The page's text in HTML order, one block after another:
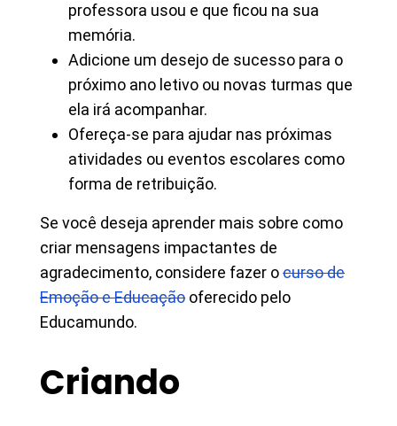
professora usou e que ficou na sua
memória.
Adicione um desejo de sucesso para o
próximo ano letivo ou novas turmas que
ela irá acompanhar.
Ofereça-se para ajudar nas próximas
atividades ou eventos escolares como
forma de retribuição.
Se você deseja aprender mais sobre como
criar mensagens impactantes de
agradecimento, considere fazer ocurso de
Emoção e Educação oferecido pelo
Educamundo.
Criando